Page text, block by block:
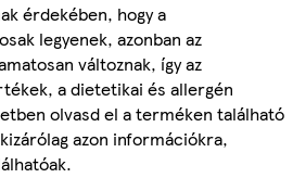
érdekében, hogy a
legyenek, azonban az
változnak, így az
a dietetikai és allergén
olvasd el a terméken található
azon információkra,